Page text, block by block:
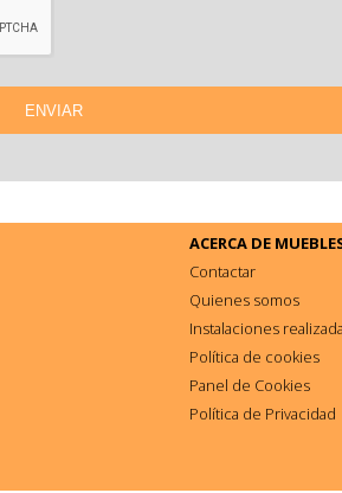
ACERCA DE
Contactar
Quienes somos
Instalaciones
Política de cookies
Panel de Cookies
Política de Privacidad